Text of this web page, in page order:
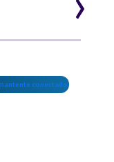
conectado